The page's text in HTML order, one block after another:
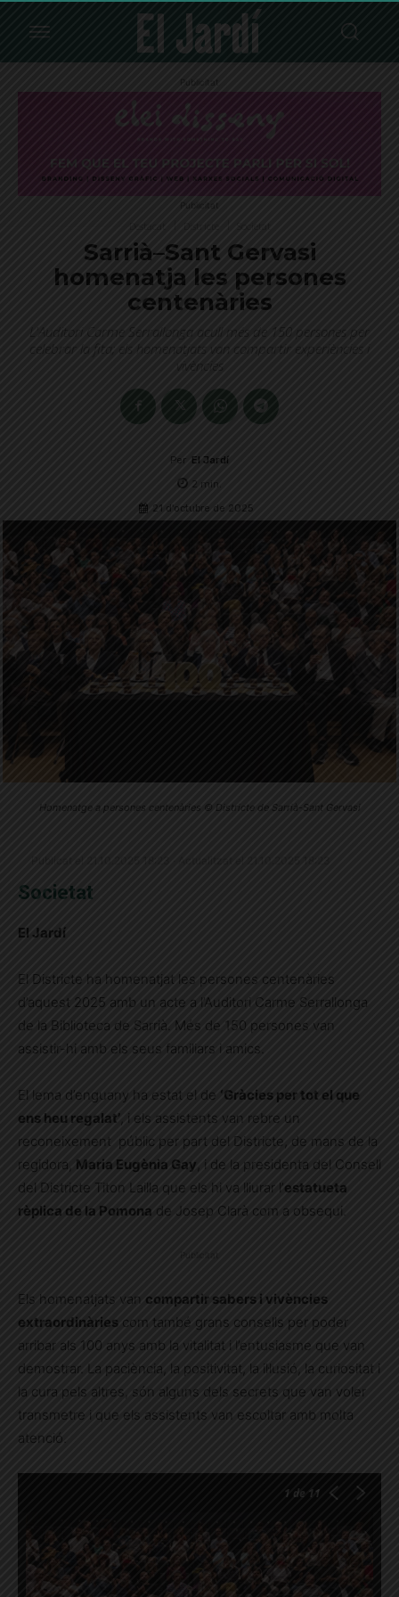
Publicitat
Publicitat
Sarrià–Sant Gervasi
homenatja les persones
centenàries
L'Auditori Carme Serrallonga acull més de 150 persones per
celebrar la fita; els homenatjats van compartir experiències i
vivències
Per El Jardí
2 min.
21 d'octubre de 2025
Homenatge a persones centenàries © Districte de Sarrià-Sant Gervasi
Societat
El Jardí
El Districte ha homenatjat les persones centenàries
d’aquest 2025 amb un acte a l’Auditori Carme Serrallonga
de la Biblioteca de Sarrià. Més de 150 persones van
assistir-hi amb els seus familiars i amics.
El lema d’enguany ha estat el de ‘Gràcies per tot el que
ens heu regalat’, i els assistents van rebre un
reconeixement públic per part del Districte, de mans de la
regidora, Maria Eugènia Gay, i de la presidenta del Consell
del Districte Titon Lailla que els hi va lliurar l’estatueta
rèplica de la Pomona de Josep Clarà com a obsequi.
Els homenatjats van compartir sabers i vivències
extraordinàries com també grans consells per poder
arribar als 100 anys amb la vitalitat i l’entusiasme que van
demostrar. La paciència, la positivitat, la il·lusió, la curiositat i
la cura pels altres, són alguns dels secrets que van voler
transmetre i que els assistents van escoltar amb molta
atenció.
1 de 11